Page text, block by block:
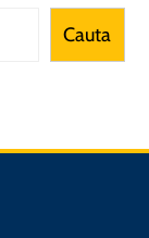
Cauta